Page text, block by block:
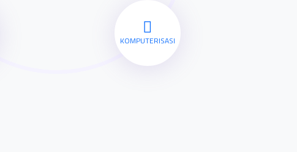
KOMPUTERISASI